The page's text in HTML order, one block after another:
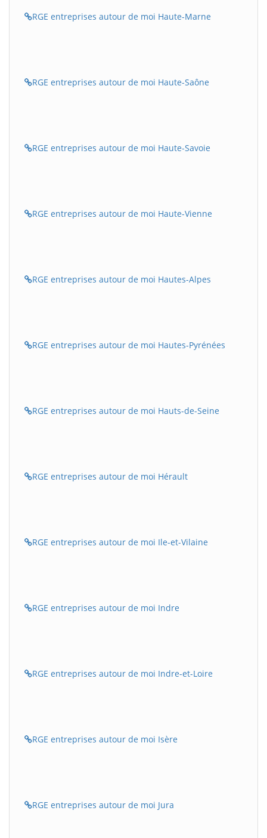
RGE entreprises autour de moi Haute-Marne
RGE entreprises autour de moi Haute-Saône
RGE entreprises autour de moi Haute-Savoie
RGE entreprises autour de moi Haute-Vienne
RGE entreprises autour de moi Hautes-Alpes
RGE entreprises autour de moi Hautes-Pyrénées
RGE entreprises autour de moi Hauts-de-Seine
RGE entreprises autour de moi Hérault
RGE entreprises autour de moi Ile-et-Vilaine
RGE entreprises autour de moi Indre
RGE entreprises autour de moi Indre-et-Loire
RGE entreprises autour de moi Isère
RGE entreprises autour de moi Jura